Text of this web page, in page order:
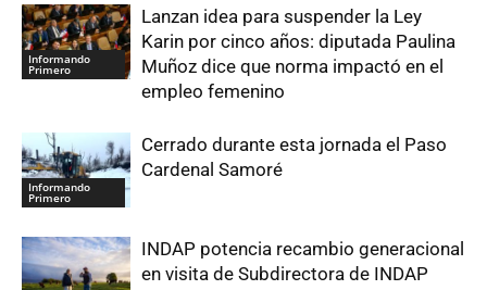
Informando
Primero
Lanzan idea para suspender la Ley
Karin por cinco años: diputada Paulina
Muñoz dice que norma impactó en el
empleo femenino
Informando
Primero
Cerrado durante esta jornada el Paso
Cardenal Samoré
INDAP potencia recambio generacional
en visita de Subdirectora de INDAP